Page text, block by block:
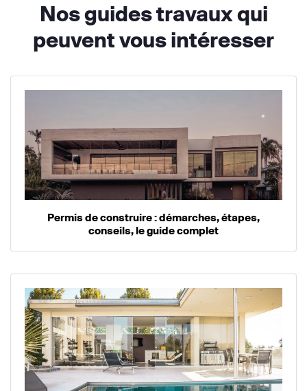
Nos guides travaux qui
peuvent vous intéresser
Permis de construire : démarches, étapes,
conseils, le guide complet